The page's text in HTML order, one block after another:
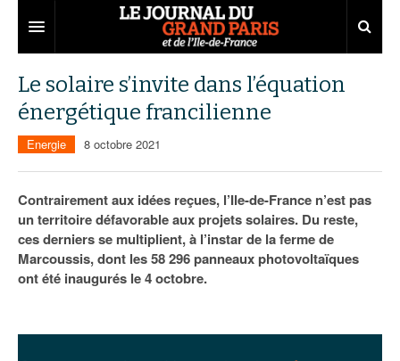
Territoires
Aménagement
Institutions
Services urbains
Entreprises
Emploi
Attractivité
75
77
Carnet
Nominations
Les Assises du Grand Paris
Le solaire s’invite dans l’équation
énergétique francilienne
Energie 8 octobre 2021
Contrairement aux idées reçues, l’Ile-de-France n’est pas
un territoire défavorable aux projets solaires. Du reste,
ces derniers se multiplient, à l’instar de la ferme de
Marcoussis, dont les 58 296 panneaux photovoltaïques
ont été inaugurés le 4 octobre.